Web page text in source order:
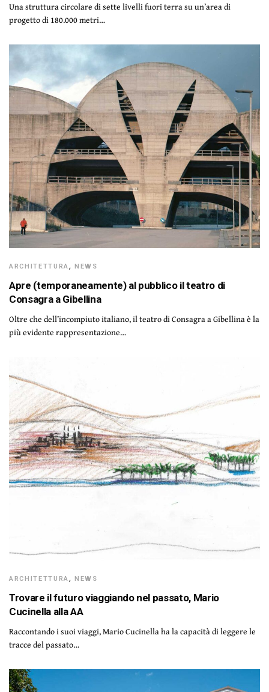
Una struttura circolare di sette livelli fuori terra su un’area di
progetto di 180.000 metri…
ARCHITETTURA, NEWS
Apre (temporaneamente) al pubblico il teatro di
Consagra a Gibellina
Oltre che dell’incompiuto italiano, il teatro di Consagra a Gibellina è la
più evidente rappresentazione…
ARCHITETTURA,NEWS
Trovare il futuro viaggiando nel passato, Mario
Cucinella alla AA
Raccontando i suoi viaggi, Mario Cucinella ha la capacità di leggere le
tracce del passato…